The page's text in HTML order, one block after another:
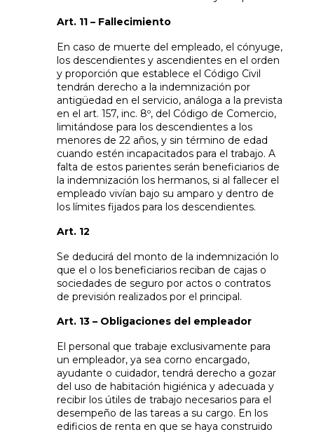
Art. 11 – Fallecimiento
En caso de muerte del empleado, el cónyuge,
los descendientes y ascendientes en el orden
y proporción que establece el Código Civil
tendrán derecho a la indemnización por
antigüedad en el servicio, análoga a la prevista
en el art. 157, inc. 8º, del Código de Comercio,
limitándose para los descendientes a los
menores de 22 años, y sin término de edad
cuando estén incapacitados para el trabajo. A
falta de estos parientes serán beneficiarios de
la indemnización los hermanos, si al fallecer el
empleado vivían bajo su amparo y dentro de
los límites fijados para los descendientes.
Art. 12
Se deducirá del monto de la indemnización lo
que el o los beneficiarios reciban de cajas o
sociedades de seguro por actos o contratos
de previsión realizados por el principal.
Art. 13 – Obligaciones del empleador
El personal que trabaje exclusivamente para
un empleador, ya sea corno encargado,
ayudante o cuidador, tendrá derecho a gozar
del uso de habitación higiénica y adecuada y
recibir los útiles de trabajo necesarios para el
desempeño de las tareas a su cargo. En los
edificios de renta en que se haya construido